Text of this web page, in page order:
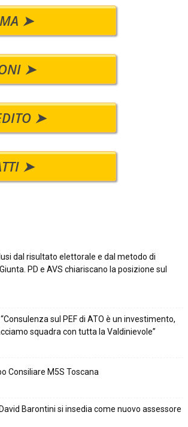
➤
➤
MICROCREDITO ➤
I NOSTRI ATTI ➤
dal risultato elettorale e dal metodo di
PD e AVS chiariscano la posizione sul
sul PEF di ATO è un investimento,
squadra con tutta la Valdinievole”
Consiliare M5S Toscana
Barontini si insedia come nuovo assessore